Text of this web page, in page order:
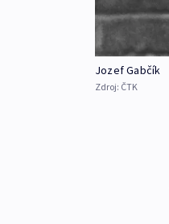
Jozef Gabčík
Zdroj: ČTK